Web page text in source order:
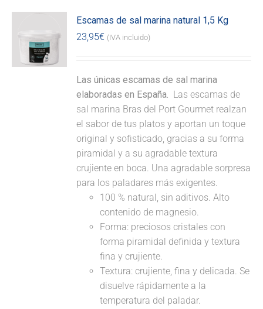
Escamas de sal marina natural 1,5 Kg
23,95€ (IVA incluido)
Las únicas escamas de sal marina
elaboradas en España. Las escamas de
sal marina Bras del Port Gourmet realzan
el sabor de tus platos y aportan un toque
original y sofisticado, gracias a su forma
piramidal y a su agradable textura
crujiente en boca. Una agradable sorpresa
para los paladares más exigentes.
100 % natural, sin aditivos. Alto
contenido de magnesio.
Forma: preciosos cristales con
forma piramidal definida y textura
fina y crujiente.
Textura: crujiente, fina y delicada. Se
disuelve rápidamente a la
temperatura del paladar.